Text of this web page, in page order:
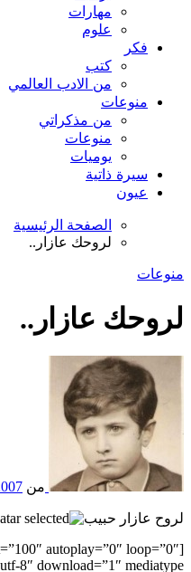
مهارات
علوم
فكر
كتب
من الادب العالمي
منوعات
من مذكراتي
منوعات
يوميات
سيرة ذاتية
عيون
الصفحة الرئيسية
لروحك عازار..
منوعات
لروحك عازار..
من
لروح عازار حبيب
autoplay=”0″ loop=”0″
8″ download=”1″ mediatype=””]